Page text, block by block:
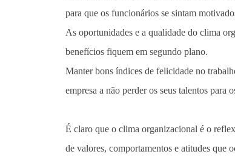
para que os funcionários se sintam
As oportunidades e a qualidade do clima
benefícios fiquem em segundo plano.
Manter bons índices de felicidade no
empresa a não perder os seus talentos para
É claro que o clima organizacional é o
de valores, comportamentos e atitudes que